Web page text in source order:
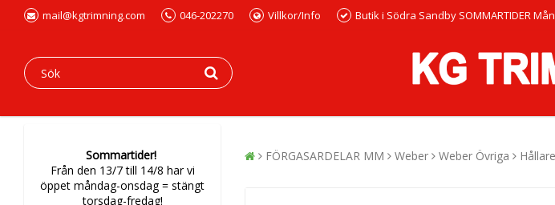
mail@kgtrimning.com 046-202270 Villkor/Info Butik i Södra Sandby SOMMARTIDER
Sommartider!
Från den 13/7 till 14/8 har vi
öppet måndag-onsdag = stängt
torsdag-fredag!
FÖRGASARDELAR MM Weber Weber Övriga